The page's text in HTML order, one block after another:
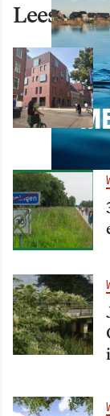
Lees ook